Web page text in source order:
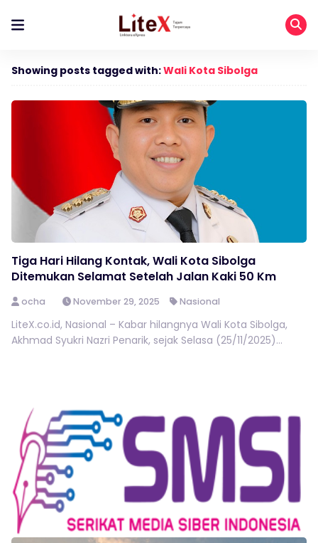
Showing posts tagged with:Wali Kota Sibolga
Tiga Hari Hilang Kontak, Wali Kota Sibolga
Ditemukan Selamat Setelah Jalan Kaki 50 Km
ocha November 29, 2025 Nasional
LiteX.co.id, Nasional – Kabar hilangnya Wali Kota Sibolga,
Akhmad Syukri Nazri Penarik, sejak Selasa (25/11/2025)...